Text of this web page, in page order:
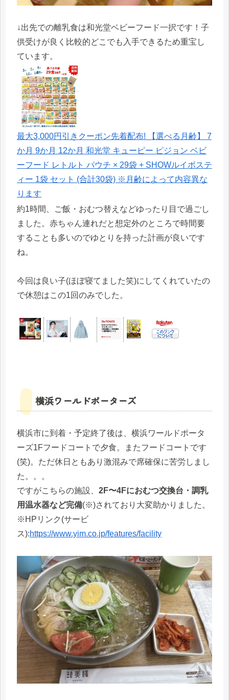
↓出先での離乳食は和光堂ベビーフード一択です！子
供受けが良く比較的どこでも入手できるため重宝し
ています。
最大3,000円引きクーポン先着配布! 【選べる月齢】 7
か月 9か月 12か月 和光堂 キューピー ピジョン ベビ
ーフード レトルト パウチ × 29袋 + SHOWルイボステ
ィー 1袋 セット (合計30袋) ※月齢によって内容異な
ります
約1時間、ご飯・おむつ替えなどゆったり目で過ごし
ました。赤ちゃん連れだと想定外のところで時間要
することも多いのでゆとりを持った計画が良いです
ね。
今回は良い子(ほぼ寝てました笑)にしてくれていたの
で休憩はこの1回のみでした。
横浜ワールドポーターズ
横浜市に到着・予定終了後は、横浜ワールドポータ
ーズ1Fフードコートで夕食。またフードコートです
(笑)。ただ休日ともあり激混みで席確保に苦労しまし
た。。。
ですがこちらの施設、 2F〜4Fにおむつ交換台・調乳
用温水器など完備(※)されており大変助かりました。
※HPリンク(サービ
ス):https://www.yim.co.jp/features/facility